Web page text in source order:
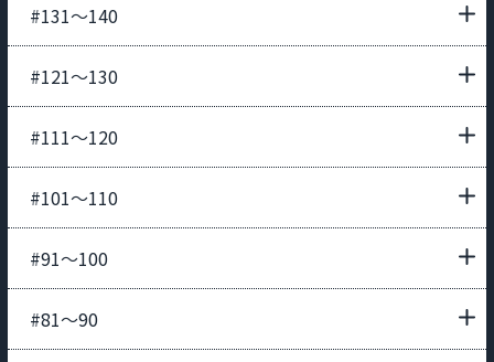
#131〜140
#121〜130
#111〜120
#101〜110
#91〜100
#81〜90